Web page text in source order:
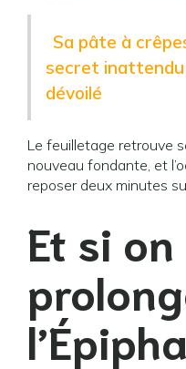
Sa pâte à
secret
dévoilé
Le feuilletage retrouve
nouveau fondante, et
reposer deux minutes
Et si on